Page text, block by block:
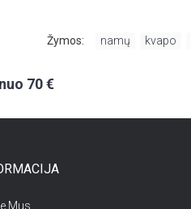
Žymos: namų kvapo
70 €
Mus